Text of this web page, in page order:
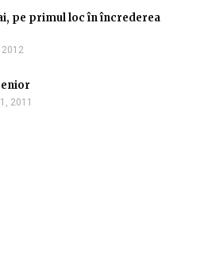
pe primul loc în încrederea
2011